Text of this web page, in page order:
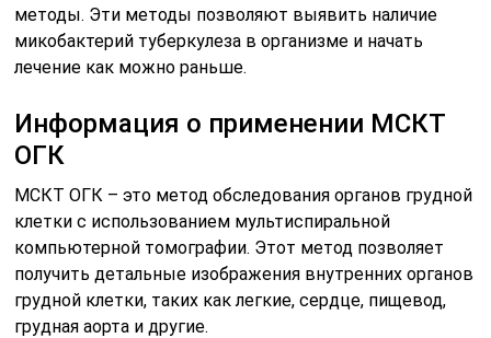
методы. Эти методы позволяют выявить наличие
микобактерий туберкулеза в организме и начать
лечение как можно раньше.
Информация о применении МСКТ
ОГК
МСКТ ОГК – это метод обследования органов грудной
клетки с использованием мультиспиральной
компьютерной томографии. Этот метод позволяет
получить детальные изображения внутренних органов
грудной клетки, таких как легкие, сердце, пищевод,
грудная аорта и другие.